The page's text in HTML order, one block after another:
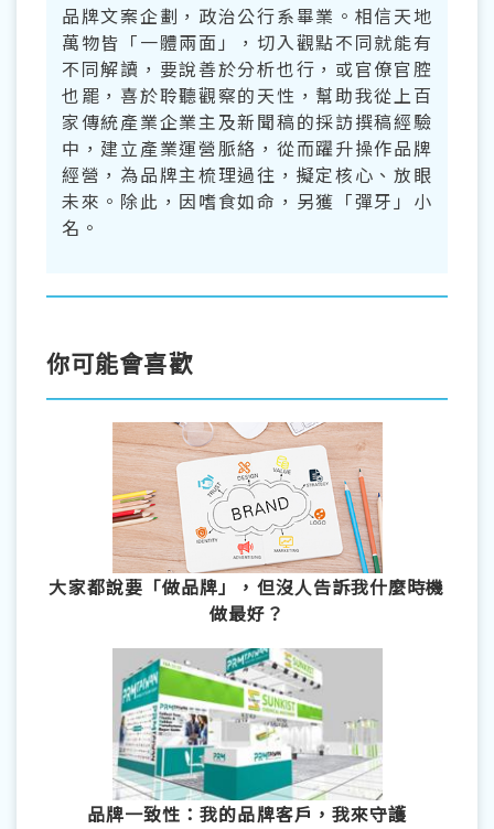
品牌文案企劃，政治公行系畢業。相信天地
萬物皆「一體兩面」，切入觀點不同就能有
不同解讀，要說善於分析也行，或官僚官腔
也罷，喜於聆聽觀察的天性，幫助我從上百
家傳統產業企業主及新聞稿的採訪撰稿經驗
中，建立產業運營脈絡，從而躍升操作品牌
經營，為品牌主梳理過往，擬定核心、放眼
未來。除此，因嗜食如命，另獲「彈牙」小
名。
你可能會喜歡
大家都說要「做品牌」，但沒人告訴我什麼時機
做最好？
品牌一致性：我的品牌客戶，我來守護